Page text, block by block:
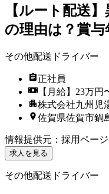
【ルート配送
の理由は？賞与
その他配送ドライバー
正社員
【月給】23万円
株式会社九州児
佐賀県佐賀市鍋
情報提供元 ： 採用ペー
求人を見る
その他配送ドライバー